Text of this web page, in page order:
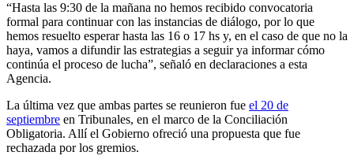
“Hasta las 9:30 de la mañana no hemos recibido convocatoria
formal para continuar con las instancias de diálogo, por lo que
hemos resuelto esperar hasta las 16 o 17 hs y, en el caso de que no la
haya, vamos a difundir las estrategias a seguir ya informar cómo
continúa el proceso de lucha”, señaló en declaraciones a esta
Agencia.
La última vez que ambas partes se reunieron fue el 20 de
septiembre en Tribunales, en el marco de la Conciliación
Obligatoria. Allí el Gobierno ofreció una propuesta que fue
rechazada por los gremios.